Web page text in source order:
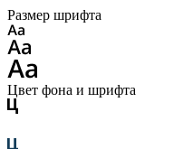
Размер шрифта
Цвет фона и шрифта